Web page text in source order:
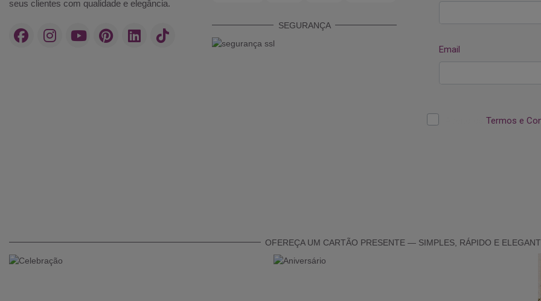
seus clientes com qualidade e elegância.
SEGURANÇA
OFEREÇA UM CARTÃO PRESENTE — SIMPLES, RÁPIDO E